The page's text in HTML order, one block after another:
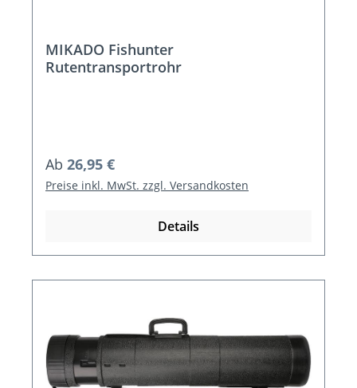
MIKADO Fishunter
Rutentransportrohr
Regulärer Preis:
Ab 26,95 €
Preise inkl. MwSt. zzgl. Versandkosten
Details